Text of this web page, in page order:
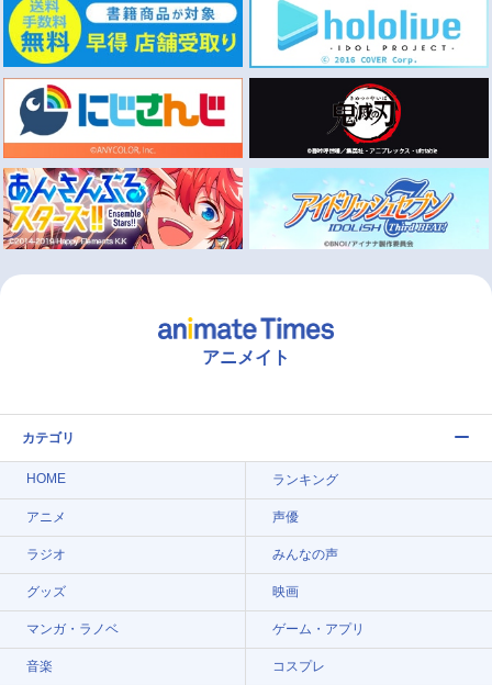
アニメイト
カテゴリ
HOME ランキング
アニメ 声優
ラジオ みんなの声
グッズ 映画
マンガ・ラノベ ゲーム・アプリ
音楽 コスプレ